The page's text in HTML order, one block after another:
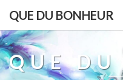
QUE DU BONHEUR
QUE